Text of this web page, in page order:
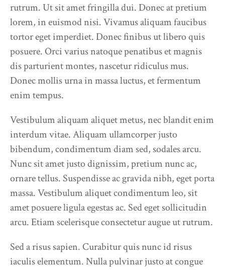
rutrum. Ut sit amet fringilla dui. Donec at pretium
lorem, in euismod nisi. Vivamus aliquam faucibus
tortor eget imperdiet. Donec finibus ut libero quis
posuere. Orci varius natoque penatibus et magnis
dis parturient montes, nascetur ridiculus mus.
Donec mollis urna in massa luctus, et fermentum
enim tempus.
Vestibulum aliquam aliquet metus, nec blandit enim
interdum vitae. Aliquam ullamcorper justo
bibendum, condimentum diam sed, sodales arcu.
Nunc sit amet justo dignissim, pretium nunc ac,
ornare tellus. Suspendisse ac gravida nibh, eget porta
massa. Vestibulum aliquet condimentum leo, sit
amet posuere ligula egestas ac. Sed eget sollicitudin
arcu. Etiam scelerisque consectetur augue ut rutrum.
Sed a risus sapien. Curabitur quis nunc id risus
iaculis elementum. Nulla pulvinar justo at congue